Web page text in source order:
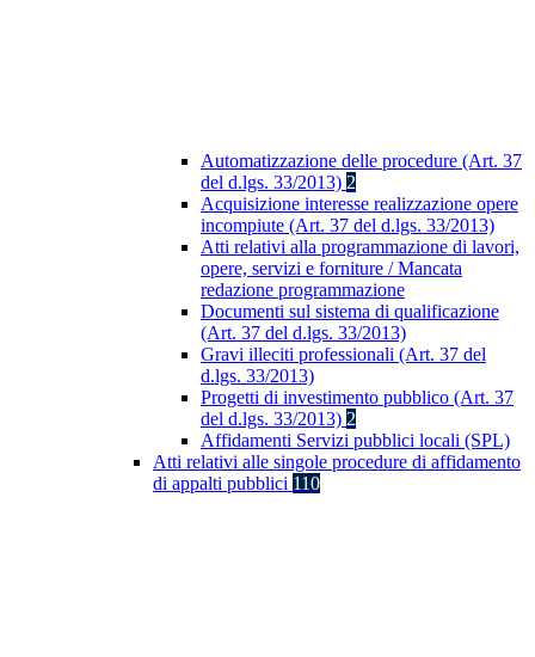
Automatizzazione delle procedure (Art. 37
del d.lgs. 33/2013) 2
Acquisizione interesse realizzazione opere
incompiute (Art. 37 del d.lgs. 33/2013)
Atti relativi alla programmazione di lavori,
opere, servizi e forniture / Mancata
redazione programmazione
Documenti sul sistema di qualificazione
(Art. 37 del d.lgs. 33/2013)
Gravi illeciti professionali (Art. 37 del
d.lgs. 33/2013)
Progetti di investimento pubblico (Art. 37
del d.lgs. 33/2013) 2
Affidamenti Servizi pubblici locali (SPL)
Atti relativi alle singole procedure di affidamento
di appalti pubblici 110